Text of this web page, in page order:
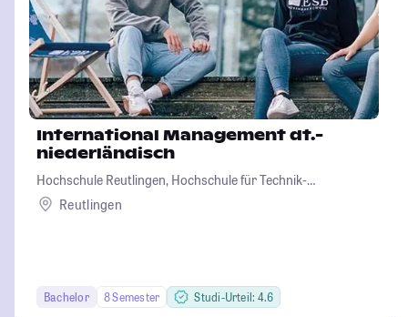
International Management dt.-
niederländisch
Hochschule Reutlingen, Hochschule für Technik-
Wirtschaft-Informatik-Design
Reutlingen
Bachelor 8 Semester Studi-Urteil: 4.6